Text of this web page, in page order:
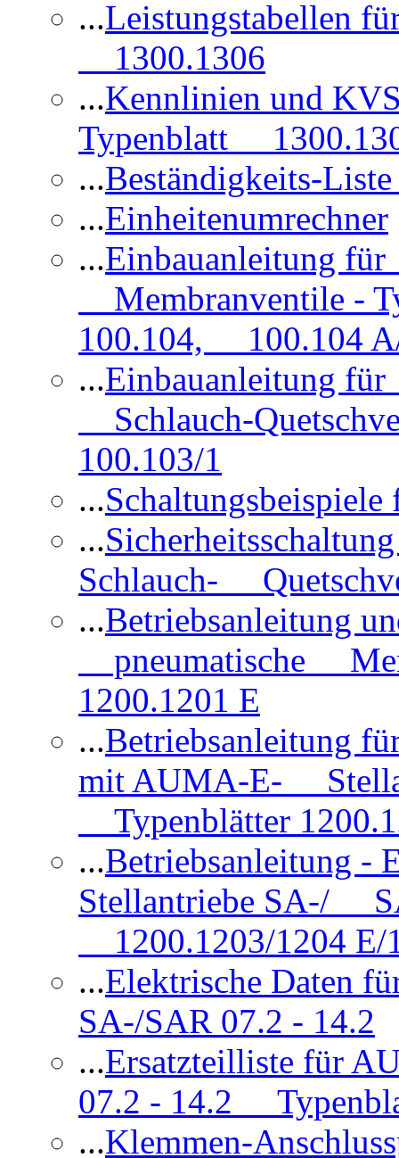
...Leistungstabellen
1300.1306
...Kennlinien und
Typenblatt
...Beständigkeits-
...Einheitenumrechner
...Einbauanleitung
Membranventile -
100.104, 100.104
...Einbauanleitung
Schlauch-
100.103/1
...
...
Schlauch-
...Betriebsanleitung
pneumatische
1200.1201 E
...Betriebsanleitung
mit AUMA-E-
Typenblätter
...Betriebsanleitung
Stellantriebe SA-/
1200.1203/1204 E/
...Elektrische Daten
SA-/SAR 07.2 - 14.2
...Ersatzteilliste für
07.2 - 14.2
...Klemmen-